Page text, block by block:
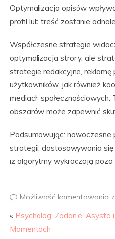
Optymalizacja opisów
profil lub treść zostanie
Współczesne strategie
optymalizacja strony, ale
strategie redakcyjne, reklamę
użytkowników, jak również
mediach społecznościowych.
obszarów może zapewnić
Podsumowując: nowoczesne
strategii, dostosowywania się
iż algorytmy wykraczają poza
Możliwość komentowania
« Psycholog: Zadanie, Asysta
Momentach